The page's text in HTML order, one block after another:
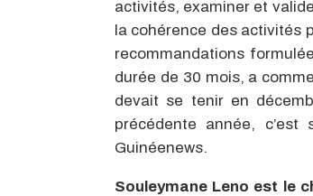
activités, examiner et
la cohérence des activités
recommandations
durée de 30 mois, a
devait se tenir en
précédente année,
Guinéenews.
Souleymane Leno est le